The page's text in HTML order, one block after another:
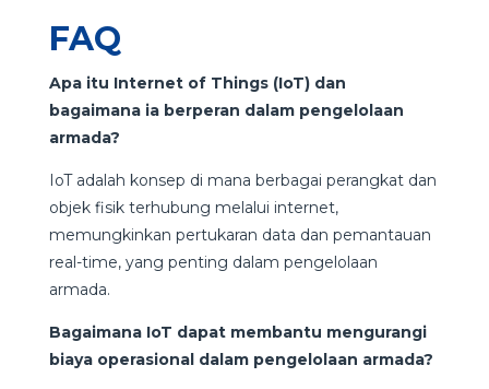
FAQ
Apa itu Internet of Things (IoT) dan
bagaimana ia berperan dalam pengelolaan
armada?
IoT adalah konsep di mana berbagai perangkat dan
objek fisik terhubung melalui internet,
memungkinkan pertukaran data dan pemantauan
real-time, yang penting dalam pengelolaan
armada.
Bagaimana IoT dapat membantu mengurangi
biaya operasional dalam pengelolaan armada?